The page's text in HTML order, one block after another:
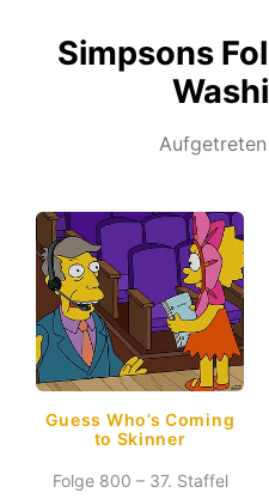
Simpsons
Guess Who’s Coming
to Skinner
Folge 800 – 37. Staffel